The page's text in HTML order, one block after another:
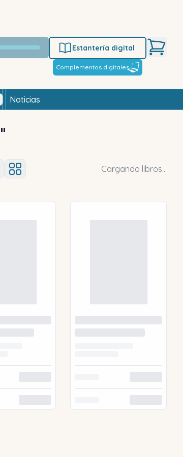
Estantería digital
Complementos digitales
Noticias
"
Cargando libros...